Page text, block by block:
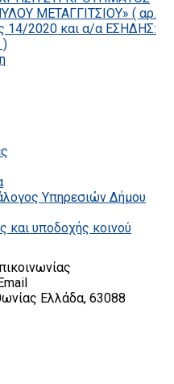
ΜΕΤΑΓΓΙΤΣΙΟΥ» ( αρ.
14/2020 και α/α ΕΣΗΔΗΣ:
)
Υπηρεσιών Δήμου
και υποδοχής κοινού
Ελλάδα, 63088